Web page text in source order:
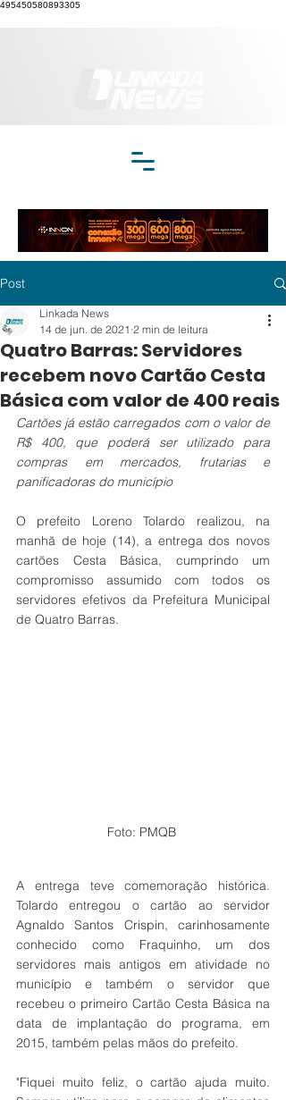
495450580893305
Post
Quatro Barras: Servidores
recebem novo Cartão Cesta
Básica com valor de 400 reais
Linkada News
14 de jun. de 2021 2 min de leitura
Cartões já estão carregados com o valor de
R$ 400, que poderá ser utilizado para
compras em mercados, frutarias e
panificadoras do município
O prefeito Loreno Tolardo realizou, na
manhã de hoje (14), a entrega dos novos
cartões Cesta Básica, cumprindo um
compromisso assumido com todos os
servidores efetivos da Prefeitura Municipal
de Quatro Barras.
Foto: PMQB
A entrega teve comemoração histórica.
Tolardo entregou o cartão ao servidor
Agnaldo Santos Crispin, carinhosamente
conhecido como Fraquinho, um dos
servidores mais antigos em atividade no
município e também o servidor que
recebeu o primeiro Cartão Cesta Básica na
data de implantação do programa, em
2015, também pelas mãos do prefeito.
"Fiquei muito feliz, o cartão ajuda muito.